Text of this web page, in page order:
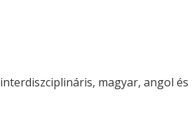
interdiszciplináris, magyar, angol